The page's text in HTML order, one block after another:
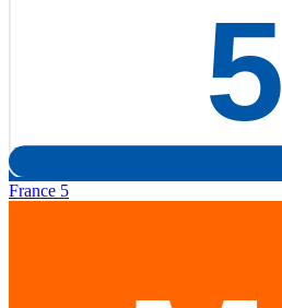
France 5